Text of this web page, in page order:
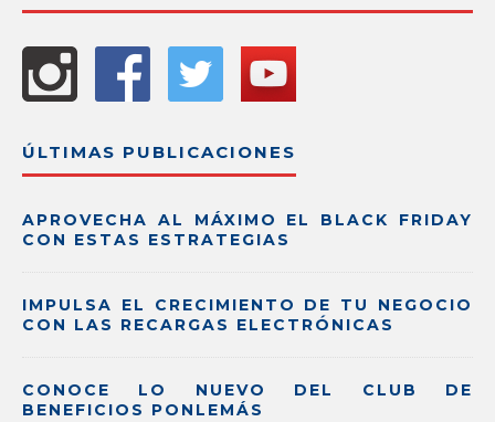
ÚLTIMAS PUBLICACIONES
APROVECHA AL MÁXIMO EL BLACK FRIDAY
CON ESTAS ESTRATEGIAS
IMPULSA EL CRECIMIENTO DE TU NEGOCIO
CON LAS RECARGAS ELECTRÓNICAS
CONOCE LO NUEVO DEL CLUB DE
BENEFICIOS PONLEMÁS